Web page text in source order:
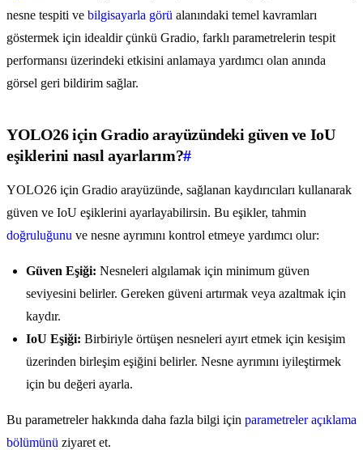
nesne tespiti ve bilgisayarla görü alanındaki temel kavramları
göstermek için idealdir çünkü Gradio, farklı parametrelerin tespit
performansı üzerindeki etkisini anlamaya yardımcı olan anında
görsel geri bildirim sağlar.
YOLO26 için Gradio arayüzündeki güven ve IoU
eşiklerini nasıl ayarlarım?#
YOLO26 için Gradio arayüzünde, sağlanan kaydırıcıları kullanarak
güven ve IoU eşiklerini ayarlayabilirsin. Bu eşikler, tahmin
doğruluğunu ve nesne ayrımını kontrol etmeye yardımcı olur:
Güven Eşiği: Nesneleri algılamak için minimum güven
seviyesini belirler. Gereken güveni artırmak veya azaltmak için
kaydır.
IoU Eşiği: Birbiriyle örtüşen nesneleri ayırt etmek için kesişim
üzerinden birleşim eşiğini belirler. Nesne ayrımını iyileştirmek
için bu değeri ayarla.
Bu parametreler hakkında daha fazla bilgi için parametreler açıklama
bölümünü ziyaret et.